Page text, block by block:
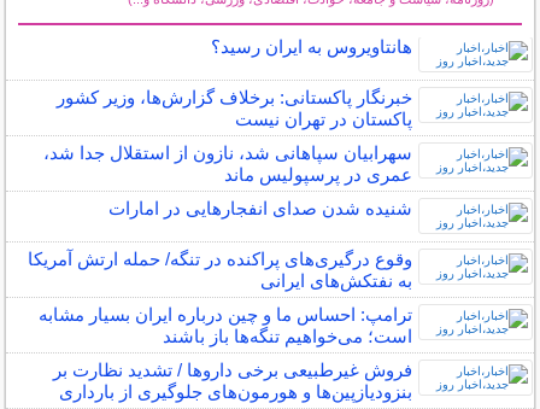
هانتاویروس به ایران رسید؟
خبرنگار پاکستانی: برخلاف گزارش‌ها، وزیر کشور
پاکستان در تهران نیست
سهرابیان سپاهانی شد، نازون از استقلال جدا شد،
عمری در پرسپولیس ماند
شنیده شدن صدای انفجارهایی در امارات
وقوع درگیری‌های پراکنده در تنگه/ حمله ارتش آمریکا
به نفتکش‌های ایرانی
ترامپ: احساس ما و چین درباره ایران بسیار مشابه
است؛ می‌خواهیم تنگه‌ها باز باشند
فروش غیرطبیعی برخی داروها / تشدید نظارت بر
بنزودیازپین‌ها و هورمون‌های جلوگیری از بارداری